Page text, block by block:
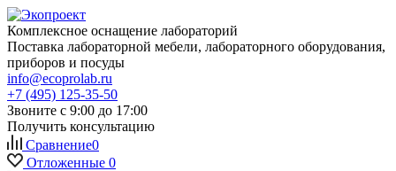
Комплексное оснащение лабораторий
Поставка лабораторной мебели, лабораторного оборудования,
приборов и посуды
info@ecoprolab.ru
+7 (495) 125-35-50
Звоните с 9:00 до 17:00
Получить консультацию
Сравнение0
Отложенные 0